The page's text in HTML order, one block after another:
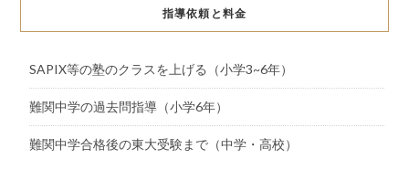
指導依頼と料金
SAPIX等の塾のクラスを上げる（小学3~6年）
難関中学の過去問指導（小学6年）
難関中学合格後の東大受験まで（中学・高校）